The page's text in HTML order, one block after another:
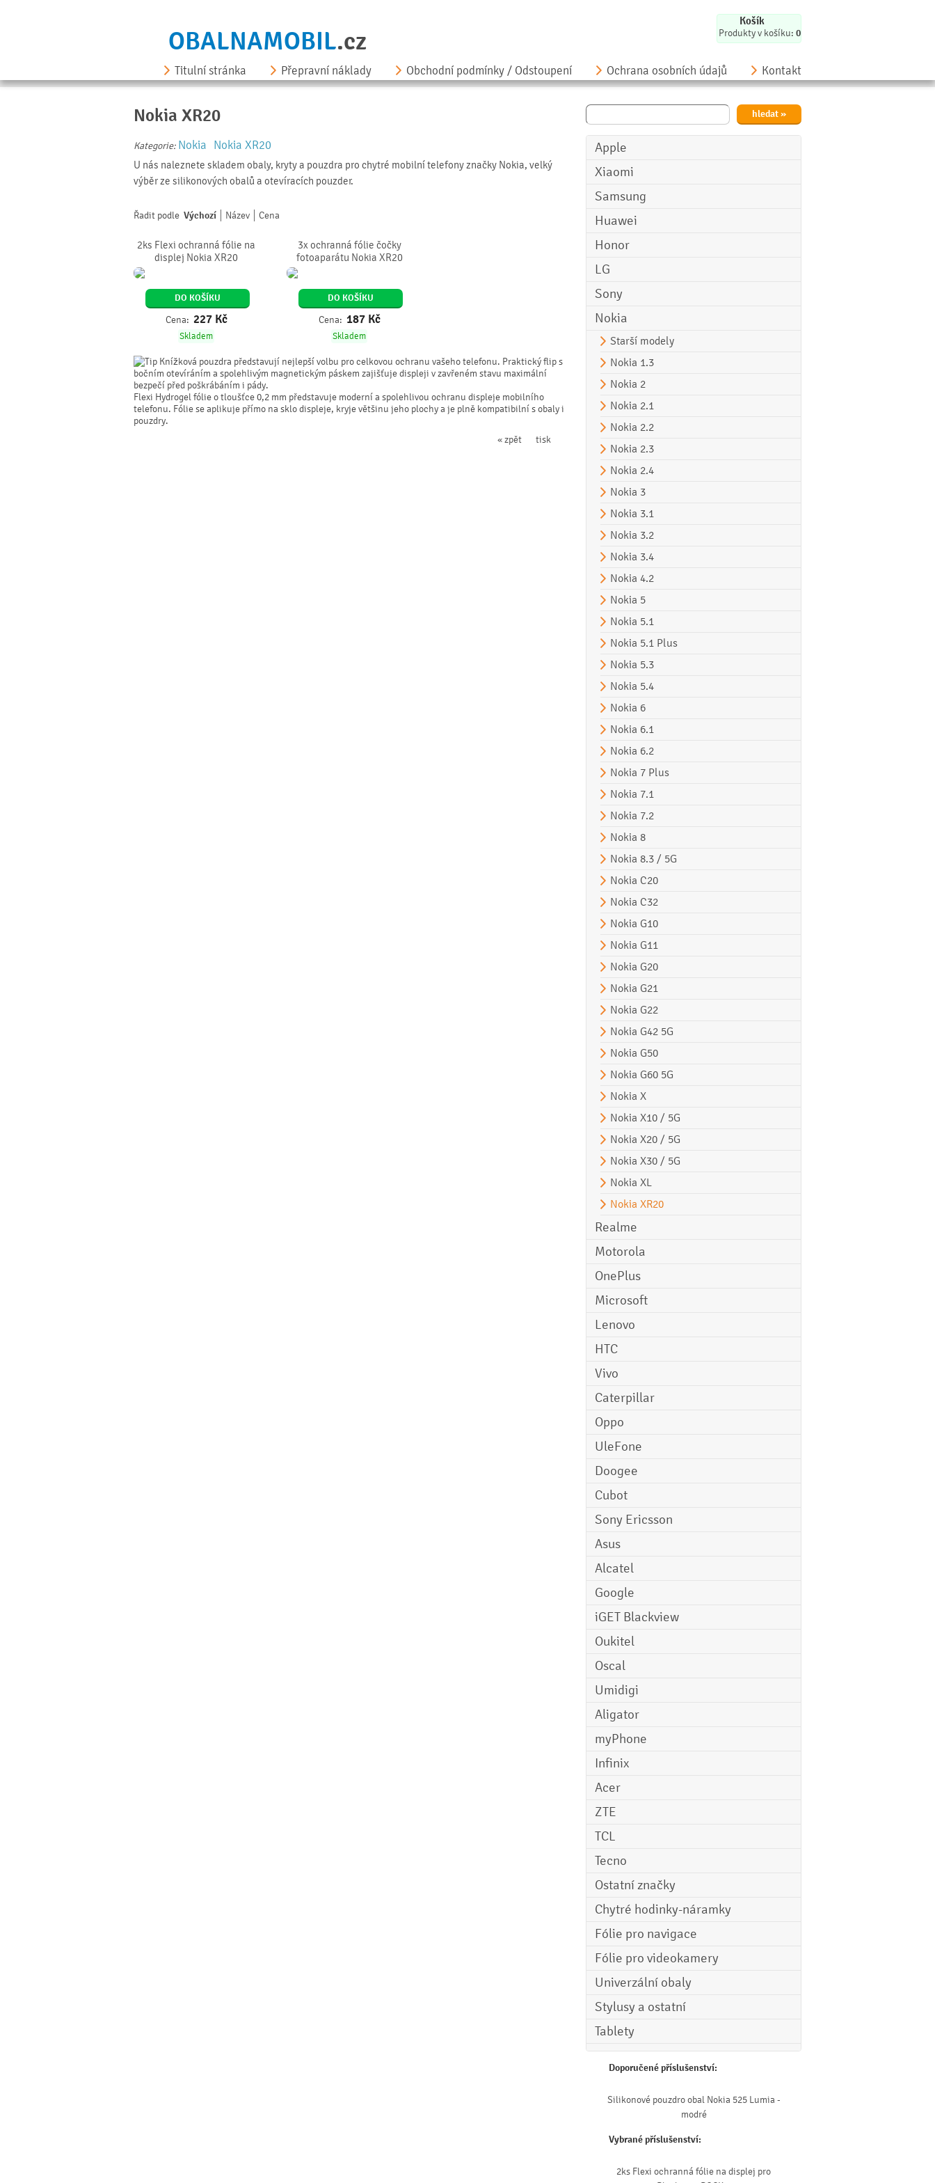
Košík
Produkty v košíku: 0
OBALNAMOBIL.cz
Titulní stránka Přepravní náklady Obchodní podmínky / Odstoupení Ochrana osobních údajů Kontakt
Apple
Xiaomi
Samsung
Huawei
Honor
LG
Sony
Nokia
Starší modely
Nokia 1.3
Nokia 2
Nokia 2.1
Nokia 2.2
Nokia 2.3
Nokia 2.4
Nokia 3
Nokia 3.1
Nokia 3.2
Nokia 3.4
Nokia 4.2
Nokia 5
Nokia 5.1
Nokia 5.1 Plus
Nokia 5.3
Nokia 5.4
Nokia 6
Nokia 6.1
Nokia 6.2
Nokia 7 Plus
Nokia 7.1
Nokia 7.2
Nokia 8
Nokia 8.3 / 5G
Nokia C20
Nokia C32
Nokia G10
Nokia G11
Nokia G20
Nokia G21
Nokia G22
Nokia G42 5G
Nokia G50
Nokia G60 5G
Nokia X
Nokia X10 / 5G
Nokia X20 / 5G
Nokia X30 / 5G
Nokia XL
Nokia XR20
Realme
Motorola
OnePlus
Microsoft
Lenovo
HTC
Vivo
Caterpillar
Oppo
UleFone
Doogee
Cubot
Sony Ericsson
Asus
Alcatel
Google
iGET Blackview
Oukitel
Oscal
Umidigi
Aligator
myPhone
Infinix
Acer
ZTE
TCL
Tecno
Ostatní značky
Chytré hodinky-náramky
Fólie pro navigace
Fólie pro videokamery
Univerzální obaly
Stylusy a ostatní
Tablety
Doporučené příslušenství:
Silikonové pouzdro obal Nokia 525 Lumia -
modré
Vybrané příslušenství:
2ks Flexi ochranná fólie na displej pro
Nokia XR20
Kategorie: Nokia Nokia XR20
U nás naleznete skladem obaly, kryty a pouzdra pro chytré mobilní telefony značky Nokia, velký
výběr ze silikonových obalů a otevíracích pouzder.
Řadit podle Výchozí Název Cena
2ks Flexi ochranná fólie na
displej Nokia XR20
DO KOŠÍKU
Cena: 227 Kč
Skladem
3x ochranná fólie čočky
fotoaparátu Nokia XR20
DO KOŠÍKU
Cena: 187 Kč
Skladem
Knížková pouzdra představují nejlepší volbu pro celkovou ochranu vašeho telefonu. Praktický flip s
bočním otevíráním a spolehlivým magnetickým páskem zajišťuje displeji v zavřeném stavu maximální
bezpečí před poškrábáním i pády.
Flexi Hydrogel fólie o tloušťce 0,2 mm představuje moderní a spolehlivou ochranu displeje mobilního
telefonu. Fólie se aplikuje přímo na sklo displeje, kryje většinu jeho plochy a je plně kompatibilní s obaly i
pouzdry.
tisk
« zpět